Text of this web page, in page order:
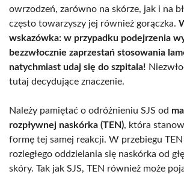
owrzodzeń, zarówno na skórze, jak i na
często towarzyszy jej również gorączka.
wskazówka: w przypadku podejrzenia
bezzwłocznie zaprzestań stosowania
natychmiast udaj się do szpitala!
tutaj decydujące znaczenie.
Należy pamiętać o odróżnieniu SJS od
rozpływnej naskórka (TEN), która
formę tej samej reakcji. W przebiegu
rozległego oddzielania się naskórka od
skóry. Tak jak SJS, TEN również może